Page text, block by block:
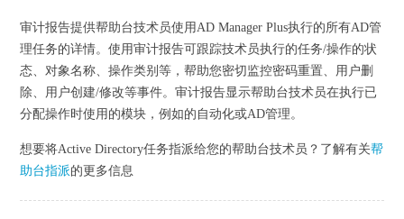
审计报告提供帮助台技术员使用AD Manager Plus执行的所有AD管
理任务的详情。使用审计报告可跟踪技术员执行的任务/操作的状
态、对象名称、操作类别等，帮助您密切监控密码重置、用户删
除、用户创建/修改等事件。审计报告显示帮助台技术员在执行已
分配操作时使用的模块，例如的自动化或AD管理。
想要将Active Directory任务指派给您的帮助台技术员？了解有关帮
助台指派的更多信息